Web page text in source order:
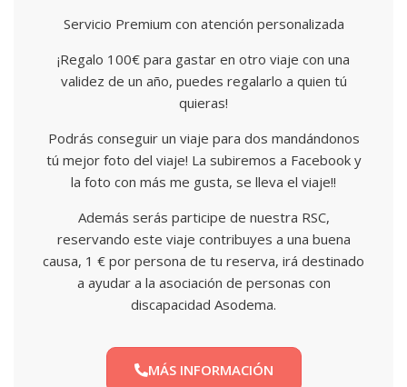
Servicio Premium con atención personalizada
¡Regalo 100€ para gastar en otro viaje con una
validez de un año, puedes regalarlo a quien tú
quieras!
Podrás conseguir un viaje para dos mandándonos
tú mejor foto del viaje! La subiremos a Facebook y
la foto con más me gusta, se lleva el viaje!!
Además serás participe de nuestra RSC,
reservando este viaje contribuyes a una buena
causa, 1 € por persona de tu reserva, irá destinado
a ayudar a la asociación de personas con
discapacidad Asodema.
MÁS INFORMACIÓN